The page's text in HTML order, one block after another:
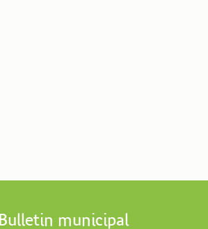
Bulletin municipal